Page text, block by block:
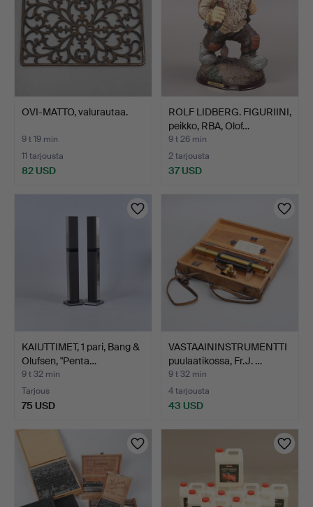
OVI-MATTO, valurautaa.
9 t 19 min
11 tarjousta
82 USD
ROLF LIDBERG. FIGURIINI,
peikko, RBA, Olof…
9 t 26 min
2 tarjousta
37 USD
KAIUTTIMET, 1 pari, Bang &
Olufsen, "Penta…
9 t 32 min
Tarjous
75 USD
VASTAAININSTRUMENTTI
puulaatikossa, Fr.J. …
9 t 32 min
4 tarjousta
43 USD